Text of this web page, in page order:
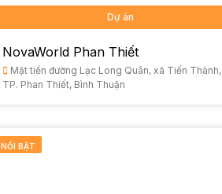
Dự án
NovaWorld Phan Thiết
Mặt tiền đường Lạc Long Quân, xã Tiến Thành,
TP. Phan Thiết, Bình Thuận
NỔI BẬT